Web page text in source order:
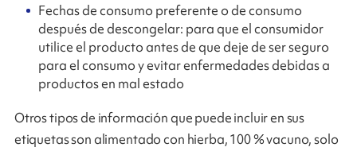
Fechas de consumo preferente o de consumo
después de descongelar: para que el consumidor
utilice el producto antes de que deje de ser seguro
para el consumo y evitar enfermedades debidas a
productos en mal estado
Otros tipos de información que puede incluir en sus
etiquetas son alimentado con hierba, 100 % vacuno, solo